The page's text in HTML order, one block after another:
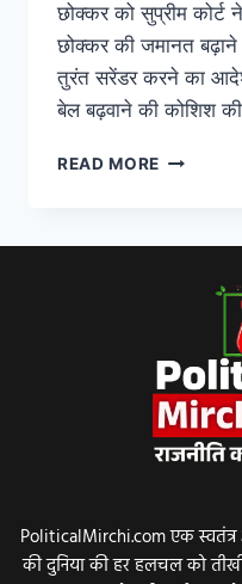
छोक्कर को सुप्रीम कोर्ट
छोक्कर की जमानत
तुरंत सरेंडर करने का
बेल बढ़वाने की कोशिश
READ MORE
PoliticalMirchi.com एक स्वतंत्र
की दुनिया की हर हलचल को